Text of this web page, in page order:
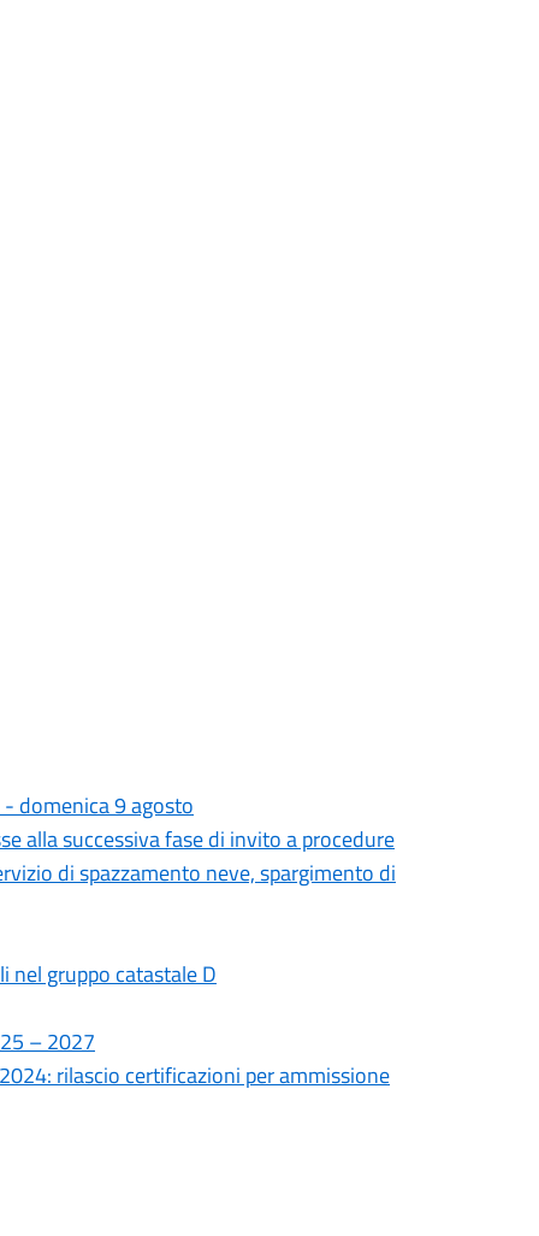
- domenica 9 agosto
alla successiva fase di invito a procedure
di spazzamento neve, spargimento di
nel gruppo catastale D
– 2027
rilascio certificazioni per ammissione